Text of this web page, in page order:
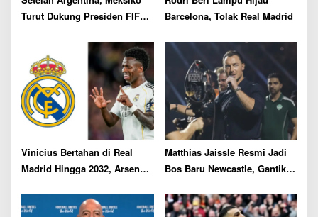
Turut Dukung Presiden FIFA
Barcelona, Tolak Real Madrid
Vinicius Bertahan di Real
Madrid Hingga 2032, Arsenal
Matthias Jaissle Resmi Jadi
Bos Baru Newcastle, Gantikan